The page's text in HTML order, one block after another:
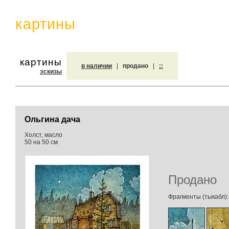
картины
картины
эскизы
в наличии продано ::
Ольгина дача
Холст, масло
50 на 50 см
Продано
Фрагменты (тыкабл):